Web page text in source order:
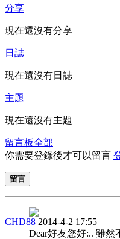
分享
現在還沒有分享
日誌
現在還沒有日誌
主題
現在還沒有主題
留言板全部
你需要登錄後才可以留言
留言
CHD88 2014-4-2 17:55
Dear好友您好:.. 雖